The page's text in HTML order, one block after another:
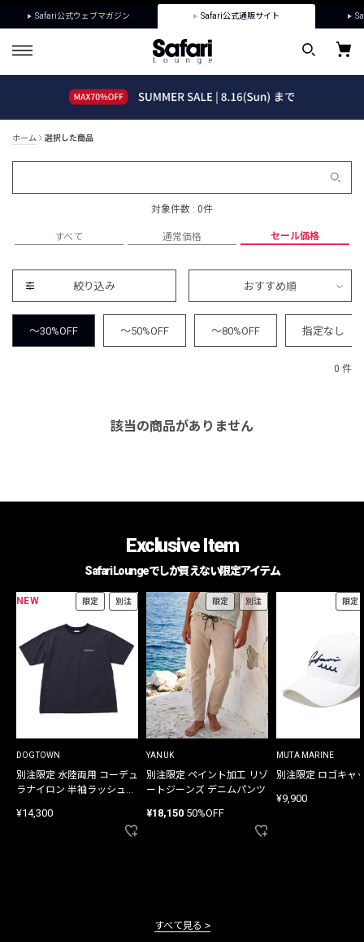
Safari公式ウェブマガジン Safari公式通販サイト
ホーム 選択した商品
対象件数 : 0件
すべて 通常価格 セール価格
絞り込み おすすめ順
～30%OFF ～50%OFF ～80%OFF 指定なし
0 件
該当の商品がありません
Exclusive Item
Safari Loungeでしか買えない限定アイテム
NEW 限定 別注
DOGTOWN
別注限定 水陸両用 コーデュ
ラナイロン 半袖ラッシュガ
¥14,300
限定 別注
YANUK
別注限定 ペイント加工 リゾ
ートジーンズ デニムパンツ
¥18,150 50%OFF
限定
MUTA MARINE
別注限定 ロゴキャ
¥9,900
すべて見る